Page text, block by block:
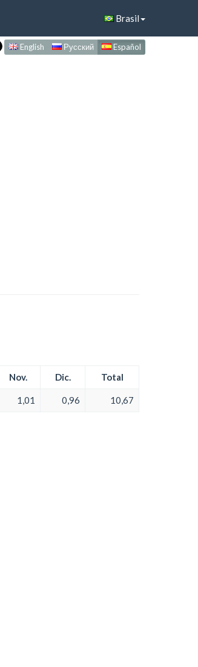
Brasil
English Русский Español
Nov. Dic. Total
1,01 0,96 10,67